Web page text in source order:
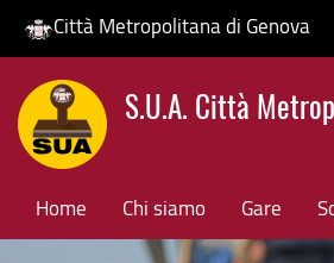
Salta
contenuto
principale
Città Metropolitana di Genova
S.U.A. Città
Home Chi siamo Gare